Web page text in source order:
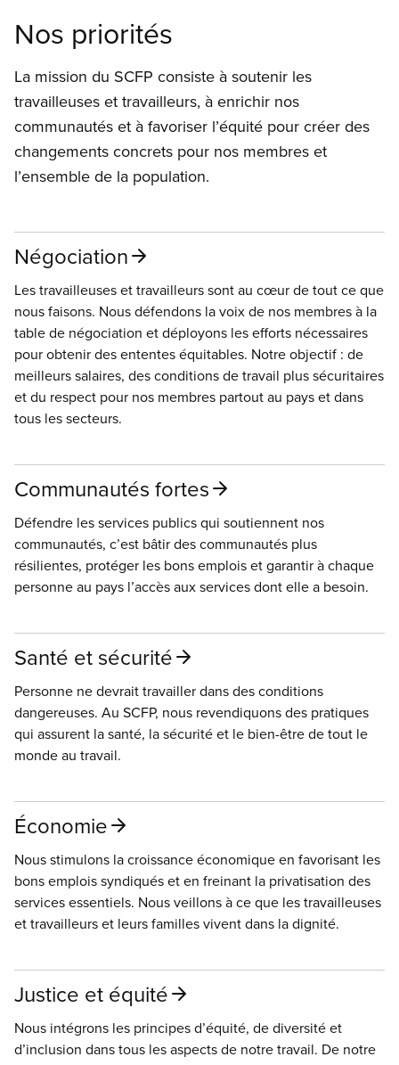
Nos priorités
La mission du SCFP consiste à soutenir les
travailleuses et travailleurs, à enrichir nos
communautés et à favoriser l’équité pour créer des
changements concrets pour nos membres et
l’ensemble de la population.
Négociation
Les travailleuses et travailleurs sont au cœur de tout ce que
nous faisons. Nous défendons la voix de nos membres à la
table de négociation et déployons les efforts nécessaires
pour obtenir des ententes équitables. Notre objectif : de
meilleurs salaires, des conditions de travail plus sécuritaires
et du respect pour nos membres partout au pays et dans
tous les secteurs.
Communautés fortes
Défendre les services publics qui soutiennent nos
communautés, c’est bâtir des communautés plus
résilientes, protéger les bons emplois et garantir à chaque
personne au pays l’accès aux services dont elle a besoin.
Santé et sécurité
Personne ne devrait travailler dans des conditions
dangereuses. Au SCFP, nous revendiquons des pratiques
qui assurent la santé, la sécurité et le bien-être de tout le
monde au travail.
Économie
Nous stimulons la croissance économique en favorisant les
bons emplois syndiqués et en freinant la privatisation des
services essentiels. Nous veillons à ce que les travailleuses
et travailleurs et leurs familles vivent dans la dignité.
Justice et équité
Nous intégrons les principes d’équité, de diversité et
d’inclusion dans tous les aspects de notre travail. De notre